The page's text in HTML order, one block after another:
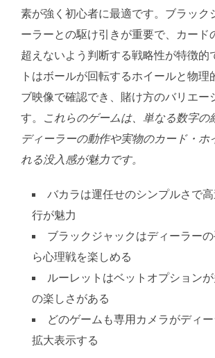
素が強く初心者に最適です。ブラック
ーラーとの駆け引きが重要で、カード
超えないよう判断する戦略性が特徴的
トはボールが回転するホイールと物理
ブ映像で確認でき、賭け方のバリエー
す。 これらのゲームは、単なる数字の
ディーラーの動作や実物のカード・ホ
れる没入感が魅力です。
バカラは運任せのシンプルさで
行が魅力
ブラックジャックはディーラー
ら心理戦を楽しめる
ルーレットはベットオプション
の楽しさがある
どのゲームも専用カメラがディ
拡大表示する